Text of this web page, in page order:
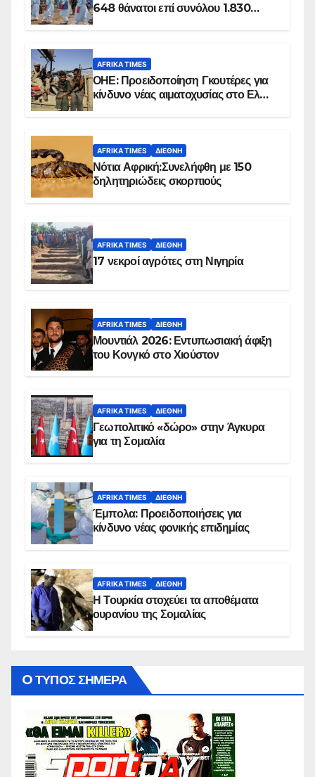
648 θάνατοι επί συνόλου 1.830
AFRIKA TIMES
ΟΗΕ: Προειδοποίηση Γκουτέρες για
κίνδυνο νέας αιματοχυσίας στο Ελ
AFRIKA TIMES ΔΙΕΘΝΉ
Νότια Αφρική:Συνελήφθη με 150
δηλητηριώδεις σκορπιούς
AFRIKA TIMES ΔΙΕΘΝΉ
17 νεκροί αγρότες στη Νιγηρία
AFRIKA TIMES ΔΙΕΘΝΉ
Μουντιάλ 2026: Εντυπωσιακή άφιξη
του Κονγκό στο Χιούστον
AFRIKA TIMES ΔΙΕΘΝΉ
Γεωπολιτικό «δώρο» στην Άγκυρα
για τη Σομαλία
AFRIKA TIMES ΔΙΕΘΝΉ
Έμπολα: Προειδοποιήσεις για
κίνδυνο νέας φονικής επιδημίας
AFRIKA TIMES ΔΙΕΘΝΉ
Η Τουρκία στοχεύει τα αποθέματα
ουρανίου της Σομαλίας
O ΤΥΠΟΣ ΣΗΜΕΡΑ